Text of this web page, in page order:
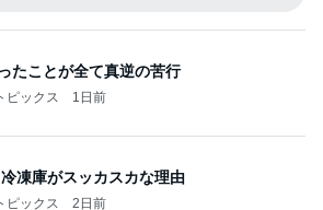
たことが全て真逆の苦行
ピックス 1日前
凍庫がスッカスカな理由
ピックス 2日前